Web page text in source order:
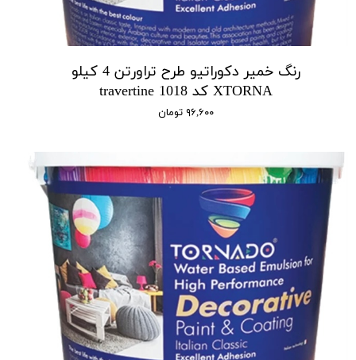
رنگ خمیر دکوراتیو طرح تراورتن 4 کیلو
XTORNA کد 1018 travertine
۹۶,۶۰۰ تومان